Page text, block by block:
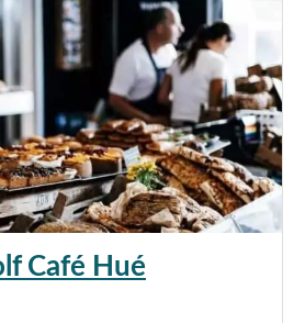
Café Hué